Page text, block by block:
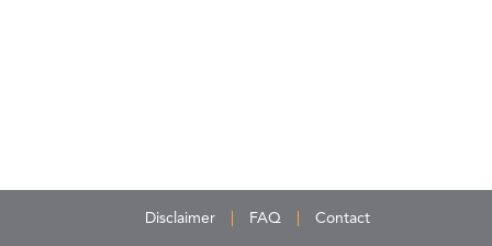
Disclaimer FAQ Contact